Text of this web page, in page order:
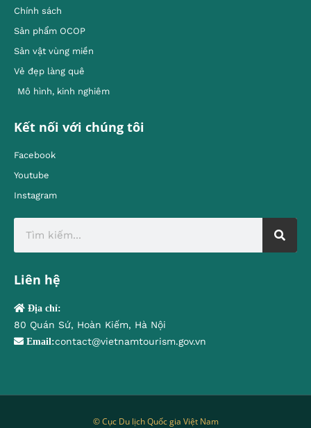
Chính sách
Sản phẩm OCOP
Sản vật vùng miền
Vẻ đẹp làng quê
Mô hình, kinh nghiêm
Kết nối với chúng tôi
Facebook
Youtube
Instagram
Liên hệ
Địa chỉ:
80 Quán Sứ, Hoàn Kiếm, Hà Nội
Email:contact@vietnamtourism.gov.vn
© Cục Du lịch Quốc gia Việt Nam